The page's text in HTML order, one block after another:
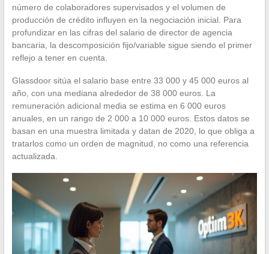
número de colaboradores supervisados y el volumen de
producción de crédito influyen en la negociación inicial. Para
profundizar en las cifras del salario de director de agencia
bancaria, la descomposición fijo/variable sigue siendo el primer
reflejo a tener en cuenta.
Glassdoor sitúa el salario base entre 33 000 y 45 000 euros al
año, con una mediana alrededor de 38 000 euros. La
remuneración adicional media se estima en 6 000 euros
anuales, en un rango de 2 000 a 10 000 euros. Estos datos se
basan en una muestra limitada y datan de 2020, lo que obliga a
tratarlos como un orden de magnitud, no como una referencia
actualizada.